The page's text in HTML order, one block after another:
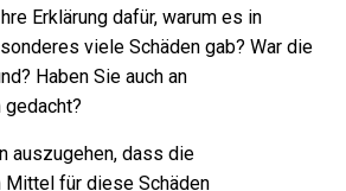
Erklärung dafür, warum es in
viele Schäden gab? War die
Haben Sie auch an
auszugehen, dass die
für diese Schäden